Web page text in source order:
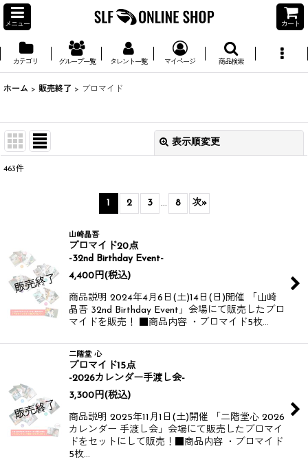
メニュー カート
カテゴリ グループ一覧 タレント一覧 マイページ 商品検索
ホーム > 販売終了 > ブロマイド
表示順変更
463件
1 2 3 ... 8 次»
山崎晶吾
ブロマイド20点
-32nd Birthday Event-
4,400 円(税込)
商品説明 2024年4月6日(土)14日(日)開催 「山崎
晶吾 32nd Birthday Event」会場にて販売したブロ
マイドを販売！ ■商品内容 ・ブロマイド5枚…
二階堂 心
ブロマイド15点
-2026カレンダー手渡し会-
3,300 円(税込)
商品説明 2025年11月1日(土)開催 「二階堂心 2026
カレンダー 手渡し会」会場にて販売したブロマイ
ドをセットにして販売！​​ ​​ ■商品内容 ・ブロマイド
5枚…